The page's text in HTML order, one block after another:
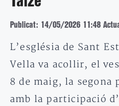
Publicat: 14/05/2026 11:48
L’església de Sant
Vella va acollir, el
8 de maig, la segona
amb la participació